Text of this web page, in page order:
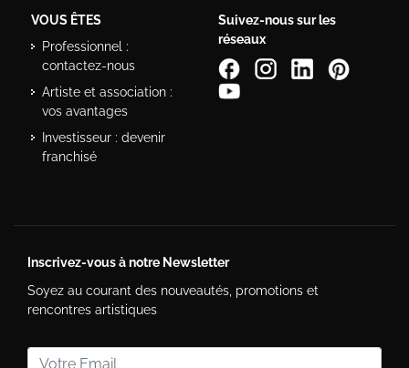
VOUS ÊTES
Professionnel :
contactez-nous
Artiste et association :
vos avantages
Investisseur : devenir
franchisé
Suivez-nous sur les
réseaux
Inscrivez-vous à notre Newsletter
Soyez au courant des nouveautés, promotions et
rencontres artistiques